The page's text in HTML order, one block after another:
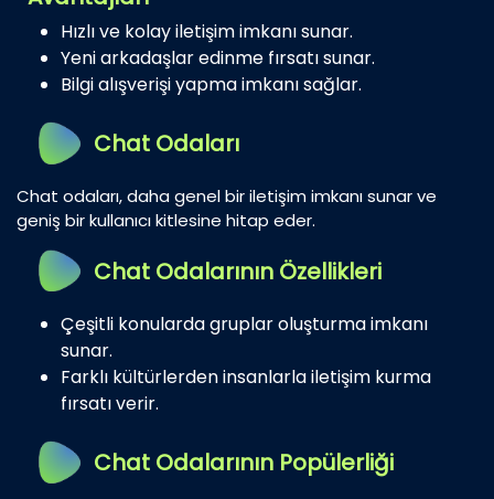
Hızlı ve kolay iletişim imkanı sunar.
Yeni arkadaşlar edinme fırsatı sunar.
Bilgi alışverişi yapma imkanı sağlar.
Chat Odaları
Chat odaları, daha genel bir iletişim imkanı sunar ve
geniş bir kullanıcı kitlesine hitap eder.
Chat Odalarının Özellikleri
Çeşitli konularda gruplar oluşturma imkanı
sunar.
Farklı kültürlerden insanlarla iletişim kurma
fırsatı verir.
Chat Odalarının Popülerliği